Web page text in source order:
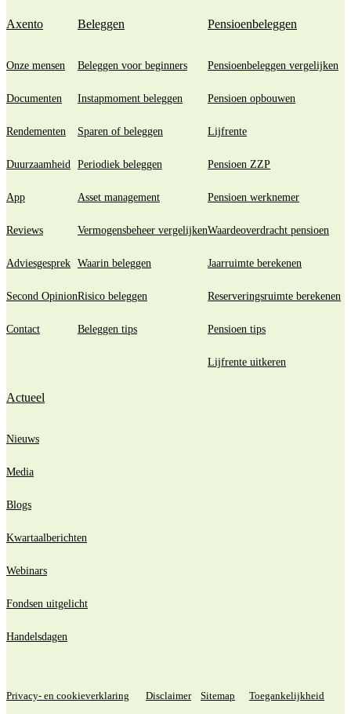
Axento
Onze mensen
Documenten
Rendementen
Duurzaamheid
App
Reviews
Adviesgesprek
Second Opinion
Contact
Beleggen
Beleggen voor beginners
Instapmoment beleggen
Sparen of beleggen
Periodiek beleggen
Asset management
Vermogensbeheer vergelijken
Waarin beleggen
Risico beleggen
Beleggen tips
Pensioenbeleggen
Pensioenbeleggen vergelijken
Pensioen opbouwen
Lijfrente
Pensioen ZZP
Pensioen werknemer
Waardeoverdracht pensioen
Jaarruimte berekenen
Reserveringsruimte berekenen
Pensioen tips
Lijfrente uitkeren
Actueel
Nieuws
Media
Blogs
Kwartaalberichten
Webinars
Fondsen uitgelicht
Handelsdagen
Privacy- en cookieverklaring Disclaimer Sitemap Toegankelijkheid